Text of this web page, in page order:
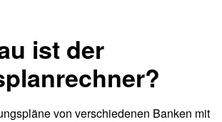
ist der
von verschiedenen Banken mit